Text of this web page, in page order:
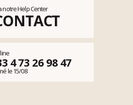
notre Help Center
4 73 26 98 47
le 15/08